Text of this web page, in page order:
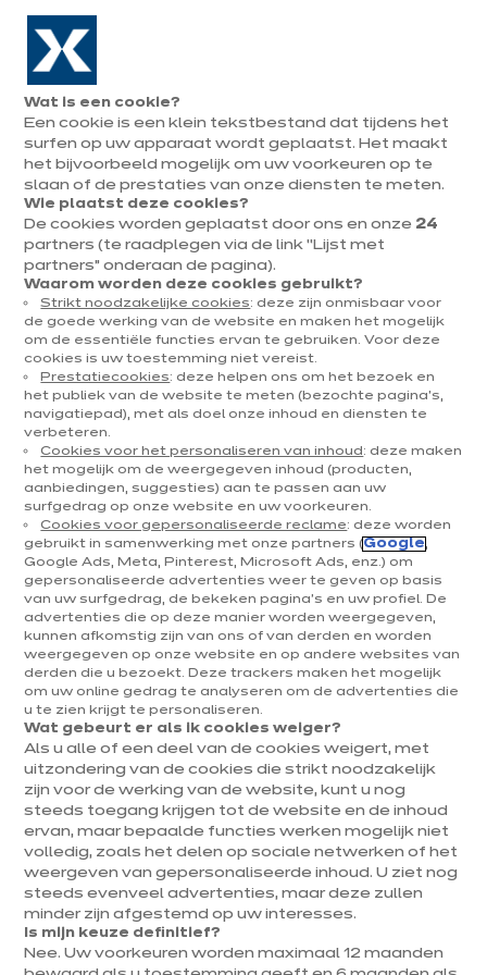
Naar de navigatie gaan
Naar de hoofdinhoud gaan
Menu
openen
winkels
Afspraak
maken
U
bevindt
zich
hier:
Home Onze keukens Per categorie Onze toonzaalkeukens Dolce Koraal
Contact
Brochure downloaden
Afspraak maken
Keukens & inrichting
Onze keukens
Keukeninspiratie
Interieurs
Jouw project
Over ixina
Werken bij ixina
Nieuwsbrief
Ontdek al ons nieuws
Wat is een cookie?
Een cookie is een klein tekstbestand dat tijdens het
surfen op uw apparaat wordt geplaatst. Het maakt
het bijvoorbeeld mogelijk om uw voorkeuren op te
slaan of de prestaties van onze diensten te meten.
Wie plaatst deze cookies?
De cookies worden geplaatst door ons en onze 24
partners (te raadplegen via de link “Lijst met
partners” onderaan de pagina).
Waarom worden deze cookies gebruikt?
Strikt noodzakelijke cookies: deze zijn onmisbaar voor
de goede werking van de website en maken het mogelijk
om de essentiële functies ervan te gebruiken. Voor deze
cookies is uw toestemming niet vereist.
Prestatiecookies: deze helpen ons om het bezoek en
het publiek van de website te meten (bezochte pagina's,
navigatiepad), met als doel onze inhoud en diensten te
verbeteren.
Cookies voor het personaliseren van inhoud : deze maken
het mogelijk om de weergegeven inhoud (producten,
aanbiedingen, suggesties) aan te passen aan uw
surfgedrag op onze website en uw voorkeuren.
Cookies voor gepersonaliseerde reclame: deze worden
gebruikt in samenwerking met onze partners (Google,
Google Ads, Meta, Pinterest, Microsoft Ads, enz.) om
gepersonaliseerde advertenties weer te geven op basis
van uw surfgedrag, de bekeken pagina's en uw profiel. De
advertenties die op deze manier worden weergegeven,
kunnen afkomstig zijn van ons of van derden en worden
weergegeven op onze website en op andere websites van
derden die u bezoekt. Deze trackers maken het mogelijk
om uw online gedrag te analyseren om de advertenties die
u te zien krijgt te personaliseren.
Wat gebeurt er als ik cookies weiger?
Als u alle of een deel van de cookies weigert, met
uitzondering van de cookies die strikt noodzakelijk
zijn voor de werking van de website, kunt u nog
steeds toegang krijgen tot de website en de inhoud
ervan, maar bepaalde functies werken mogelijk niet
volledig, zoals het delen op sociale netwerken of het
weergeven van gepersonaliseerde inhoud. U ziet nog
steeds evenveel advertenties, maar deze zullen
minder zijn afgestemd op uw interesses.
Is mijn keuze definitief?
Nee. Uw voorkeuren worden maximaal 12 maanden